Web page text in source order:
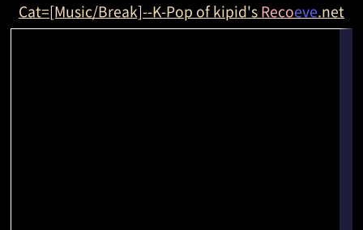
Cat=[Music/Break]--K-Pop of kipid'sRecoeve.net